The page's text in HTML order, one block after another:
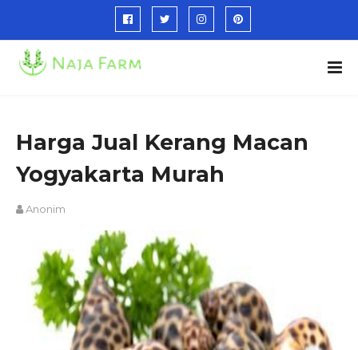
Harga Jual Kerang Macan
Yogyakarta Murah
Anonim